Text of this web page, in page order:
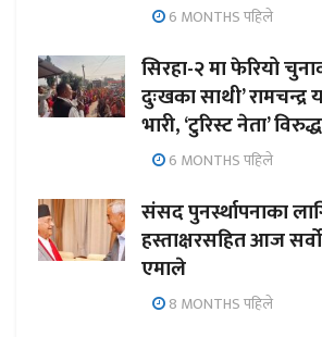
6 MONTHS पहिले
सिरहा-२ मा फेरियो
दुःखका साथी’
भारी, ‘टुरिस्ट नेता’
6 MONTHS पहिले
संसद पुनर्स्थापनाका
हस्ताक्षरसहित आज
एमाले
8 MONTHS पहिले